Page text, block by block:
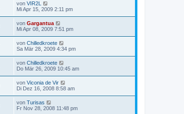
von VIR2L
Mi Apr 15, 2009 2:11 pm
von Gargantua
Mi Apr 08, 2009 7:51 pm
von Chilledkroete
Sa Mär 28, 2009 4:34 pm
von Chilledkroete
Do Mär 26, 2009 10:45 am
von Viconia de Vir
Di Dez 16, 2008 8:58 am
von Turisas
Fr Nov 28, 2008 11:48 pm